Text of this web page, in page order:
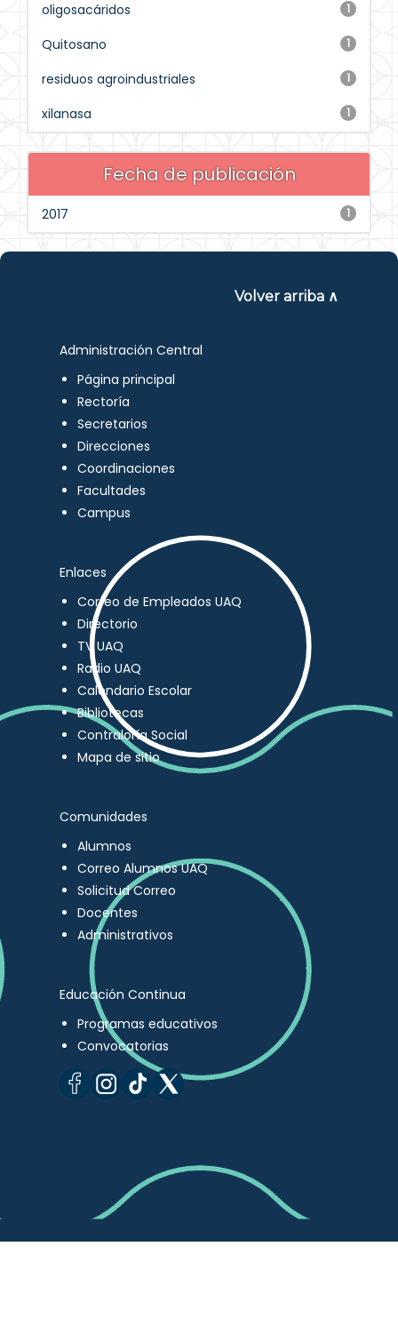
1
oligosacáridos
1
Quitosano
1
residuos agroindustriales
1
xilanasa
Fecha de publicación
1
2017
Volver arriba ∧
Administración Central
Página principal
Rectoría
Secretarios
Direcciones
Coordinaciones
Facultades
Campus
Enlaces
Correo de Empleados UAQ
Directorio
TV UAQ
Radio UAQ
Calendario Escolar
Bibliotecas
Contraloría Social
Mapa de sitio
Comunidades
Alumnos
Correo Alumnos UAQ
Solicitud Correo
Docentes
Administrativos
Educación Continua
Programas educativos
Convocatorias